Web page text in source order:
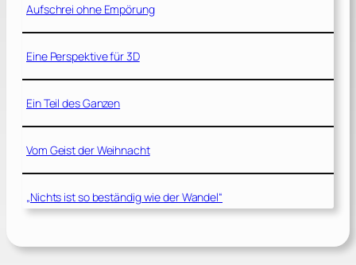
Aufschrei ohne Empörung
Eine Perspektive für 3D
Ein Teil des Ganzen
Vom Geist der Weihnacht
„Nichts ist so beständig wie der Wandel“